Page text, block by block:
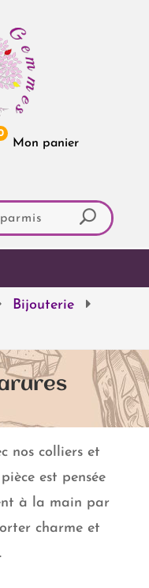
Bijouterie
nos colliers et
est pensée
à la main par
charme et